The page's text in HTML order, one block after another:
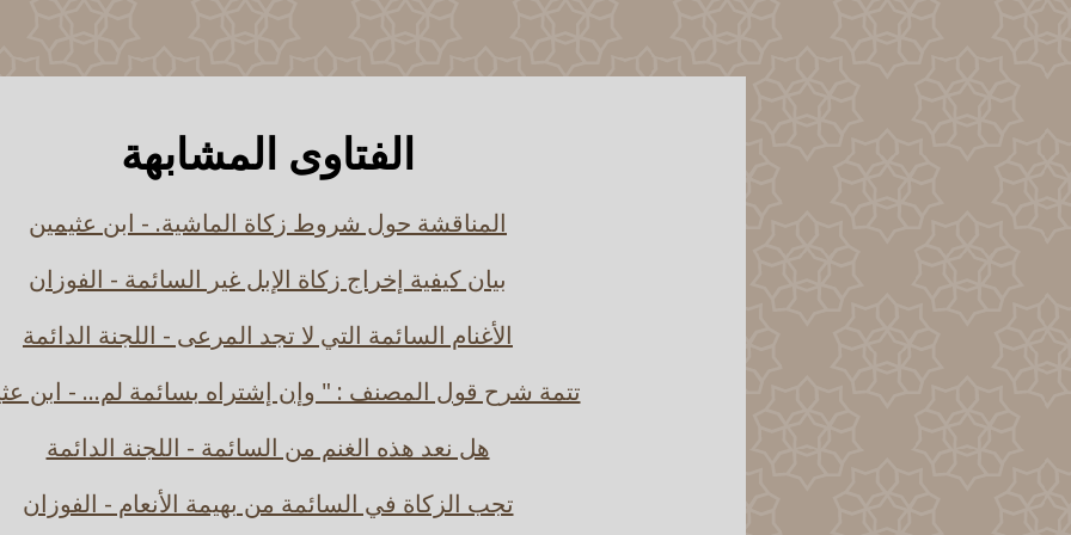
الفتاوى المشابهة
المناقشة حول شروط زكاة الماشية. - ابن عثيمين
بيان كيفية إخراج زكاة الإبل غير السائمة - الفوزان
الأغنام السائمة التي لا تجد المرعى - اللجنة الدائمة
تتمة شرح قول المصنف : " وإن إشتراه بسائمة لم... - ابن
هل نعد هذه الغنم من السائمة - اللجنة الدائمة
تجب الزكاة في السائمة من بهيمة الأنعام - الفوزان